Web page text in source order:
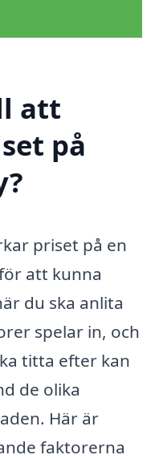
att
på
priset på en
att kunna
du ska anlita
spelar in, och
titta efter kan
de olika
Här är
faktorerna